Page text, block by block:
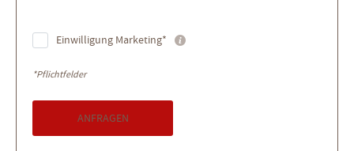
Einwilligung Marketing*
*Pflichtfelder
ANFRAGEN